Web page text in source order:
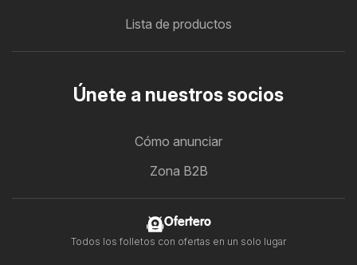
Lista de productos
Únete a nuestros socios
Cómo anunciar
Zona B2B
Ofertero
Todos los folletos con ofertas en un solo lugar